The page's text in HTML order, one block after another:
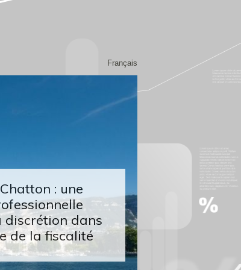
Français
: une
discrétion dans
de la fiscalité